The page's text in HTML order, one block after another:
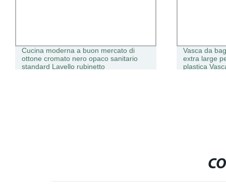
Cucina moderna a buon mercato di
ottone cromato nero opaco sanitario
standard Lavello rubinetto
Vasca da
extra large
plastica